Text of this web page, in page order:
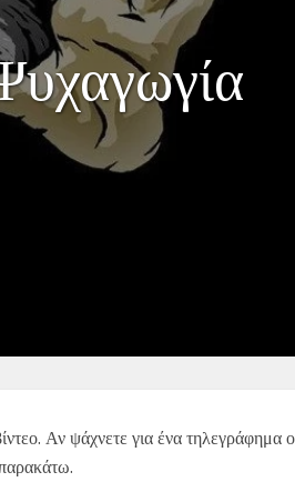
Αν ψάχνετε για ένα